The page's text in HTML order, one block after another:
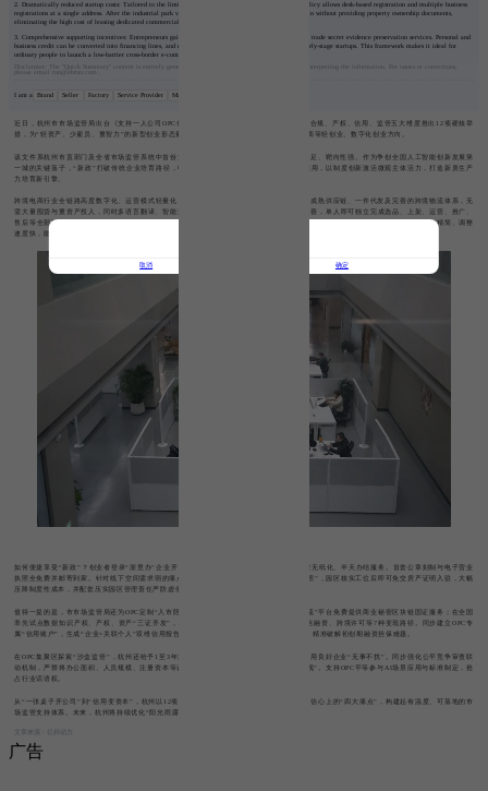
2. Dramatically reduced startup costs: Tailored to the limited office space needs of solo founders, the policy allows desk-based registration and multiple business
registrations at a single address. After the industrial park verifies the allocated desk, founders can move in without providing property ownership documents,
eliminating the high cost of leasing dedicated commercial space.
3. Comprehensive supporting incentives: Entrepreneurs gain access to free compliance guidance and free trade secret evidence preservation services. Personal and
business credit can be converted into financing lines, and regulators adopt a more lenient approach to early-stage startups. This framework makes it ideal for
ordinary people to launch a low-barrier cross-border e-commerce business and sell products globally.
Disclaimer: The "Quick Summary" content is entirely generated by AI. Please exercise discretion when interpreting the information. For issues or corrections,
please email run@ebrun.com .
I am a Brand Seller Factory Service Provider Marketplace Seller
近日，杭州市市场监管局出台《支持一人公司OPC创新创业发展的若干举措》，聚焦准入、合规、产权、信用、监管五大维度推出12项硬核举
措，为“轻资产、少雇员、重智力”的新型创业形态量身定制全周期政策包，尤其适配跨境电商等轻创业、数字化创业方向。
该文件系杭州市直部门及全省市场监管系统中首份支持OPC发展的行政规范性文件，含金量足、靶向性强。作为争创全国人工智能创新发展第
一城的关键落子，“新政”打破传统企业培育路径，明确公司、个独企业、个体工商户均可适用，以制度创新激活微观主体活力，打造新质生产
力培育新引擎。
跨境电商行业全链路高度数字化、运营模式轻量化，非常适合OPC一人公司发展。依托国内成熟供应链、一件代发及完善的跨境物流体系，无
需大量囤货与重资产投入，同时多语言翻译、智能运营、数据分析等各类数字化工具日趋完善，单人即可独立完成选品、上架、运营、推广、
售后等全部环节。加上海外市场需求分散、细分蓝海类目充足，平台入驻门槛低、创业政策友好，且一人公司决策灵活、运营成本精简、调整
速度快，能够快速测品优化、精细化运营，完美契合跨境电商的出海模式，实现独立稳定经营。
如何便捷享受“新政”？创业者登录“浙里办”企业开办专区，即可享受AI智能推荐填报、全程无纸化、半天办结服务。首套公章刻制与电子营业
执照全免费并邮寄到家。针对线下空间需求弱的痛点，杭州创新推行“工位注册”与“一址多照”，园区核实工位后即可免交房产证明入驻，大幅
压降制度性成本，并配套压实园区管理责任严防虚假注册。
值得一提的是，市市场监管局还为OPC定制“入市陪伴手册”，提供合规前置指导。依托“无疏”平台免费提供商业秘密区块链固证服务；在全国
率先试点数据知识产权、产权、资产“三证齐发”，登记周期由90天压缩至30天，并拓宽增信融资、跨境许可等7种变现路径。同步建立OPC专
属“信用账户”，生成“企业+关联个人”双维信用报告，打通银企数据壁垒，让“信用当钱用”，精准破解初创期融资担保难题。
在OPC集聚区探索“沙盒监管”，杭州还给予1至3年观察期，以风险提示替代硬性处罚，对信用良好企业“无事不扰”。同步强化公平竞争审查联
动机制，严禁将办公面积、人员规模、注册资本等设为准入或奖补门槛，彻底扫除“身份歧视”。支持OPC平等参与AI场景应用与标准制定，抢
占行业话语权。
从“一张桌子开公司”到“信用变资本”，杭州以12项举措精准回应OPC在空间、资金、能力、信心上的“四大痛点”，构建起有温度、可落地的市
场监管支持体系。未来，杭州将持续优化“阳光雨露”，让一人公司在AI浪潮中快速成长。
广告
取消 确定